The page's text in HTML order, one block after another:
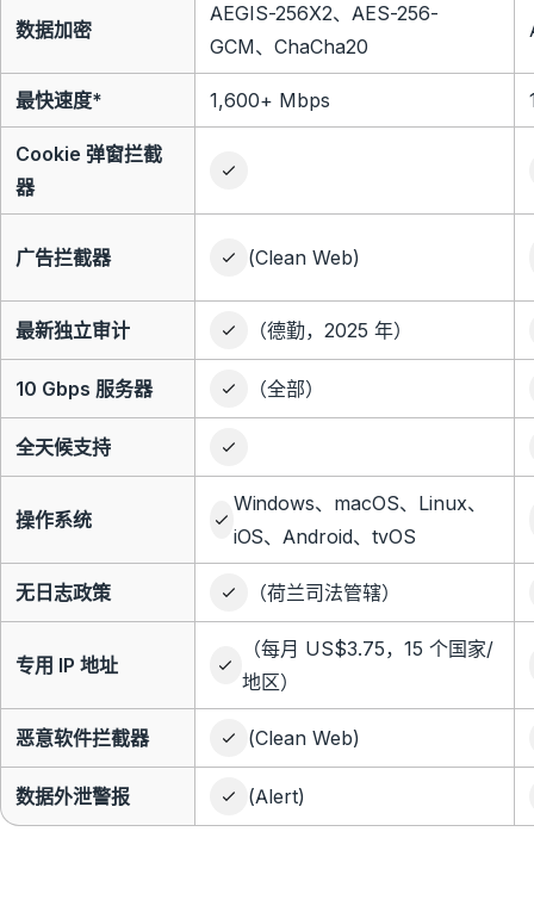
数据加密
AEGIS-256X2、AES-256-
GCM、ChaCha20
最快速度* 1,600+ Mbps
Cookie 弹窗拦截
器
广告拦截器 (Clean Web)
最新独立审计 （德勤，2025 年）
10 Gbps 服务器 （全部）
全天候支持
操作系统
Windows、macOS、Linux、
iOS、Android、tvOS
无日志政策 （荷兰司法管辖）
专用 IP 地址
（每月 US$3.75，15 个国家/
地区）
恶意软件拦截器 (Clean Web)
数据外泄警报 (Alert)